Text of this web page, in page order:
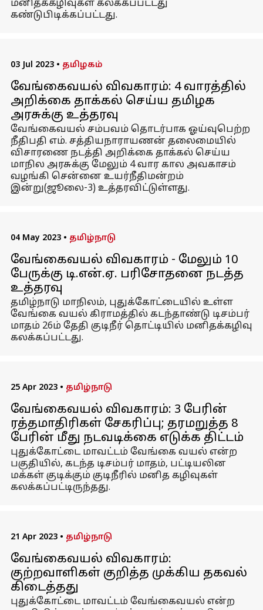
மனிதக்கழிவுகள் கலக்கப்பட்டது
கண்டுபிடிக்கப்பட்டது.
03 Jul 2023 • தமிழகம்
வேங்கைவயல் விவகாரம்: 4 வாரத்தில்
அறிக்கை தாக்கல் செய்ய தமிழக
அரசுக்கு உத்தரவு
வேங்கைவயல் சம்பவம் தொடர்பாக ஓய்வுபெற்ற
நீதிபதி எம். சத்தியநாராயணன் தலைமையில்
விசாரணை நடத்தி அறிக்கை தாக்கல் செய்ய
மாநில அரசுக்கு மேலும் 4 வார கால அவகாசம்
வழங்கி சென்னை உயர்நீதிமன்றம்
இன்று(ஜூலை-3) உத்தரவிட்டுள்ளது.
04 May 2023 • தமிழ்நாடு
வேங்கைவயல் விவகாரம் - மேலும் 10
பேருக்கு டி.என்.ஏ. பரிசோதனை நடத்த
உத்தரவு
தமிழ்நாடு மாநிலம், புதுக்கோட்டையில் உள்ள
வேங்கை வயல் கிராமத்தில் கடந்தாண்டு டிசம்பர்
மாதம் 26ம் தேதி குடிநீர் தொட்டியில் மனிதக்கழிவு
கலக்கப்பட்டது.
25 Apr 2023 • தமிழ்நாடு
வேங்கைவயல் விவகாரம்: 3 பேரின்
ரத்தமாதிரிகள் சேகரிப்பு; தரமறுத்த 8
பேரின் மீது நடவடிக்கை எடுக்க திட்டம்
புதுக்கோட்டை மாவட்டம் வேங்கை வயல் என்ற
பகுதியில், கடந்த டிசம்பர் மாதம், பட்டியலின
மக்கள் குடிக்கும் குடிநீரில் மனித கழிவுகள்
கலக்கப்பட்டிருந்தது.
21 Apr 2023 • தமிழ்நாடு
வேங்கைவயல் விவகாரம்:
குற்றவாளிகள் குறித்த முக்கிய தகவல்
கிடைத்தது
புதுக்கோட்டை மாவட்டம் வேங்கைவயல் என்ற